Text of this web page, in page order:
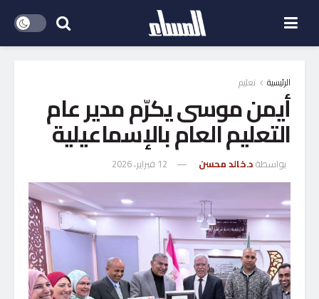
الرئيسية تعليم
أيمن موسى يكرّم مدير عام
التعليم العام بالإسماعيلية
بواسطةد.خالد محسن 12 فبراير، 2026